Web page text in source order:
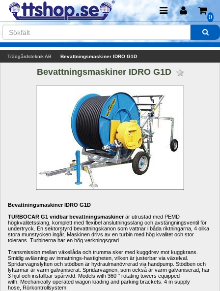
0
Trädgårdsteknik AB Bevattningsmaskiner IDRO G1D
Bevattningsmaskiner IDRO G1D
Bevattningsmaskiner IDRO G1D
TURBOCAR G1 vridbar bevattningsmaskinerär utrustad med PEMD
högkvalitetsslang, komplett med flexibel anslutningsslang och avstängningsventil för
undertryck. En sektorstyrd bevattningskanon som vattnar i båda riktningarna, 4 olika
stora munstycken ingår. Maskinen drivs av en turbin med hög kvalitet och stor
tolerans. Turbinerna har en hög verkningsgrad.
Transmission mellan växellåda och trumma sker med kuggdrev mot kuggkrans.
Smidig avläsning av inmatnings-hastigheten, vilken är justerbar via växelval.
Spridarvagnslyften och stödben är hydraulmanövrerad via handpump. Stödben och
lyftarmar är varm galvaniserat. Spridarvagnen, som också är varm galvaniserad, har
3 hjul och inställbar spårvidd. Models with 360 ° rotating towers equipped
with: Mechanically operated wagon loading and parking brackets. 4 m supply
hose, Rörkontrollsystem